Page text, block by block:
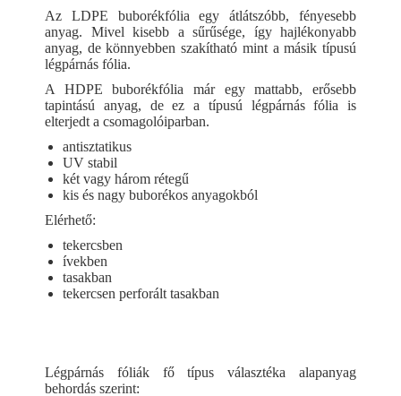
Az LDPE buborékfólia egy átlátszóbb, fényesebb
anyag. Mivel kisebb a sűrűsége, így hajlékonyabb
anyag, de könnyebben szakítható mint a másik típusú
légpárnás fólia.
A HDPE buborékfólia már egy mattabb, erősebb
tapintású anyag, de ez a típusú légpárnás fólia is
elterjedt a csomagolóiparban.
antisztatikus
UV stabil
két vagy három rétegű
kis és nagy buborékos anyagokból
Elérhető:
tekercsben
ívekben
tasakban
tekercsen perforált tasakban
Légpárnás fóliák fő típus választéka alapanyag
behordás szerint: